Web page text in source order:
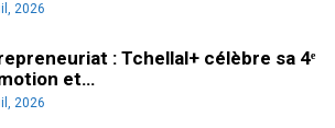
2026
: Tchellal+ célèbre sa 4ᵉ
et…
2026